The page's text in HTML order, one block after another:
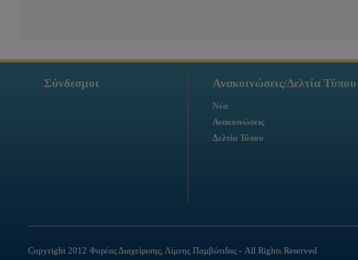
Σύνδεσμοι Ανακοινώσεις/Δελτία Τύπου
Νέα
Ανακοινώσεις
Δελτία Τύπου
Copyright 2012 Φορέας Διαχείρισης, Λίμνης Παμβώτιδας - All Rights Reserved